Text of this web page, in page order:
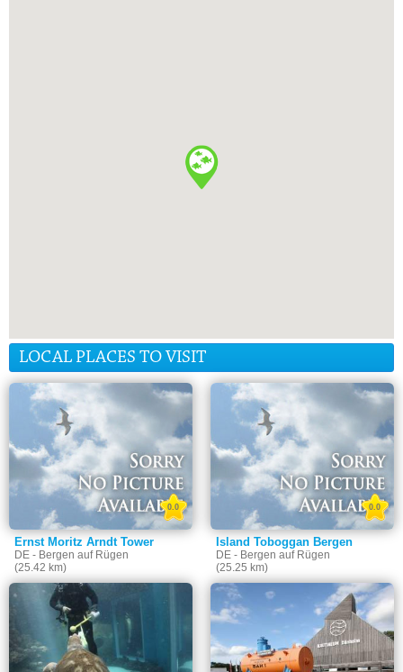
LOCAL PLACES TO VISIT
Ernst Moritz Arndt Tower
DE - Bergen auf Rügen
(25.42 km)
0.0
Island Toboggan Bergen
DE - Bergen auf Rügen
(25.25 km)
0.0